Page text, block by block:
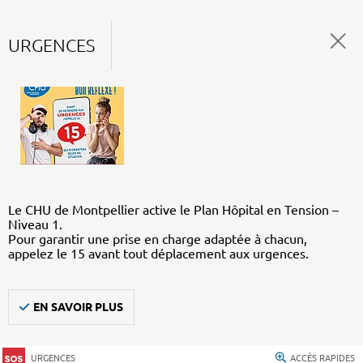
URGENCES
Le CHU de Montpellier active le Plan Hôpital en Tension –
Niveau 1.
Pour garantir une prise en charge adaptée à chacun,
appelez le 15 avant tout déplacement aux urgences.
EN SAVOIR PLUS
URGENCES ACCÈS RAPIDES